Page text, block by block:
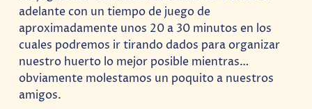
adelante con un tiempo de juego de
aproximadamente unos 20 a 30 minutos en los
cuales podremos ir tirando dados para organizar
nuestro huerto lo mejor posible mientras…
obviamente molestamos un poquito a nuestros
amigos.